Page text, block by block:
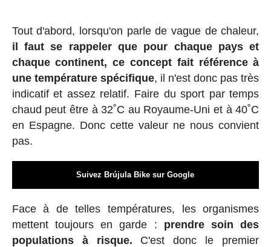
Tout d'abord, lorsqu'on parle de vague de chaleur,
il faut se rappeler que pour chaque pays et
chaque continent, ce concept fait référence à
une température spécifique, il n'est donc pas très
indicatif et assez relatif. Faire du sport par temps
chaud peut être à 32˚C au Royaume-Uni et à 40˚C
en Espagne. Donc cette valeur ne nous convient
pas.
Suivez Brújula Bike sur Google
Face à de telles températures, les organismes
mettent toujours en garde : prendre soin des
populations à risque. C'est donc le premier